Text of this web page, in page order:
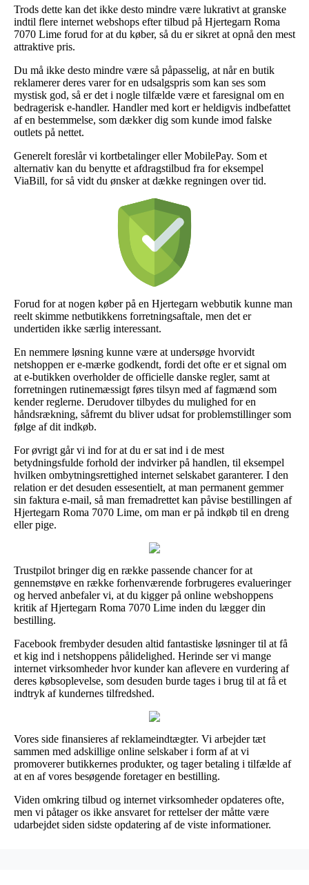
Trods dette kan det ikke desto mindre være lukrativt at granske
indtil flere internet webshops efter tilbud på Hjertegarn Roma
7070 Lime forud for at du køber, så du er sikret at opnå den mest
attraktive pris.
Du må ikke desto mindre være så påpasselig, at når en butik
reklamerer deres varer for en udsalgspris som kan ses som
mystisk god, så er det i nogle tilfælde være et faresignal om en
bedragerisk e-handler. Handler med kort er heldigvis indbefattet
af en bestemmelse, som dækker dig som kunde imod falske
outlets på nettet.
Generelt foreslår vi kortbetalinger eller MobilePay. Som et
alternativ kan du benytte et afdragstilbud fra for eksempel
ViaBill, for så vidt du ønsker at dække regningen over tid.
Forud for at nogen køber på en Hjertegarn webbutik kunne man
reelt skimme netbutikkens forretningsaftale, men det er
undertiden ikke særlig interessant.
En nemmere løsning kunne være at undersøge hvorvidt
netshoppen er e-mærke godkendt, fordi det ofte er et signal om
at e-butikken overholder de officielle danske regler, samt at
forretningen rutinemæssigt føres tilsyn med af fagmænd som
kender reglerne. Derudover tilbydes du mulighed for en
håndsrækning, såfremt du bliver udsat for problemstillinger som
følge af dit indkøb.
For øvrigt går vi ind for at du er sat ind i de mest
betydningsfulde forhold der indvirker på handlen, til eksempel
hvilken ombytningsrettighed internet selskabet garanterer. I den
relation er det desuden essesentielt, at man permanent gemmer
sin faktura e-mail, så man fremadrettet kan påvise bestillingen af
Hjertegarn Roma 7070 Lime, om man er på indkøb til en dreng
eller pige.
Trustpilot bringer dig en række passende chancer for at
gennemstøve en række forhenværende forbrugeres evalueringer
og herved anbefaler vi, at du kigger på online webshoppens
kritik af Hjertegarn Roma 7070 Lime inden du lægger din
bestilling.
Facebook frembyder desuden altid fantastiske løsninger til at få
et kig ind i netshoppens pålidelighed. Herinde ser vi mange
internet virksomheder hvor kunder kan aflevere en vurdering af
deres købsoplevelse, som desuden burde tages i brug til at få et
indtryk af kundernes tilfredshed.
Vores side finansieres af reklameindtægter. Vi arbejder tæt
sammen med adskillige online selskaber i form af at vi
promoverer butikkernes produkter, og tager betaling i tilfælde af
at en af vores besøgende foretager en bestilling.
Viden omkring tilbud og internet virksomheder opdateres ofte,
men vi påtager os ikke ansvaret for rettelser der måtte være
udarbejdet siden sidste opdatering af de viste informationer.